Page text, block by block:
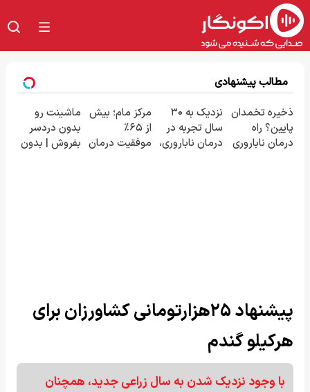
مطالب پیشنهادی
ذخیره تخمدان
پایین؟ راه
درمان ناباروری
نزدیک به ۳۰
سال تجربه در
درمان ناباروری،
مرکز مام؛ بیش
از ۶۵٪
موفقیت درمان
ماشینت رو
بدون دردسر
بفروش | بدون
پیشنهاد ۲۵هزارتومانی کشاورزان برای
هرکیلو گندم
با وجود نزدیک شدن به سال زراعی جدید، همچنان